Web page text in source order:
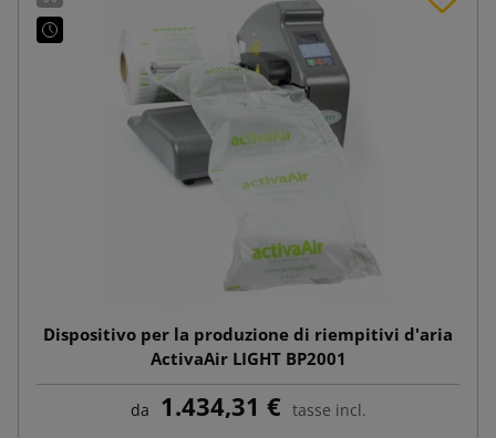
Dispositivo per la produzione di riempitivi d'aria
ActivaAir LIGHT BP2001
da 1.434,31 € tasse incl.